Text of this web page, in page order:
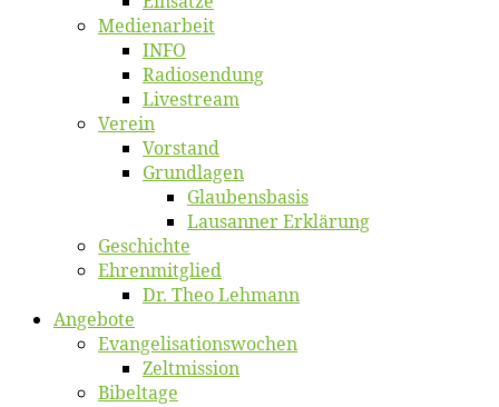
Me­di­en­ar­beit
INFO
Ra­dio­sen­dung
Live­stream
Ver­ein
Vor­stand
Grund­la­gen
Glaubens­ba­sis
Lausan­ner Erklärung
Ge­schich­te
Eh­ren­mit­glied
Dr. Theo Lehmann
An­ge­bo­te
Evangelisa­tions­wo­chen
Zelt­mis­si­on
Bi­bel­ta­ge